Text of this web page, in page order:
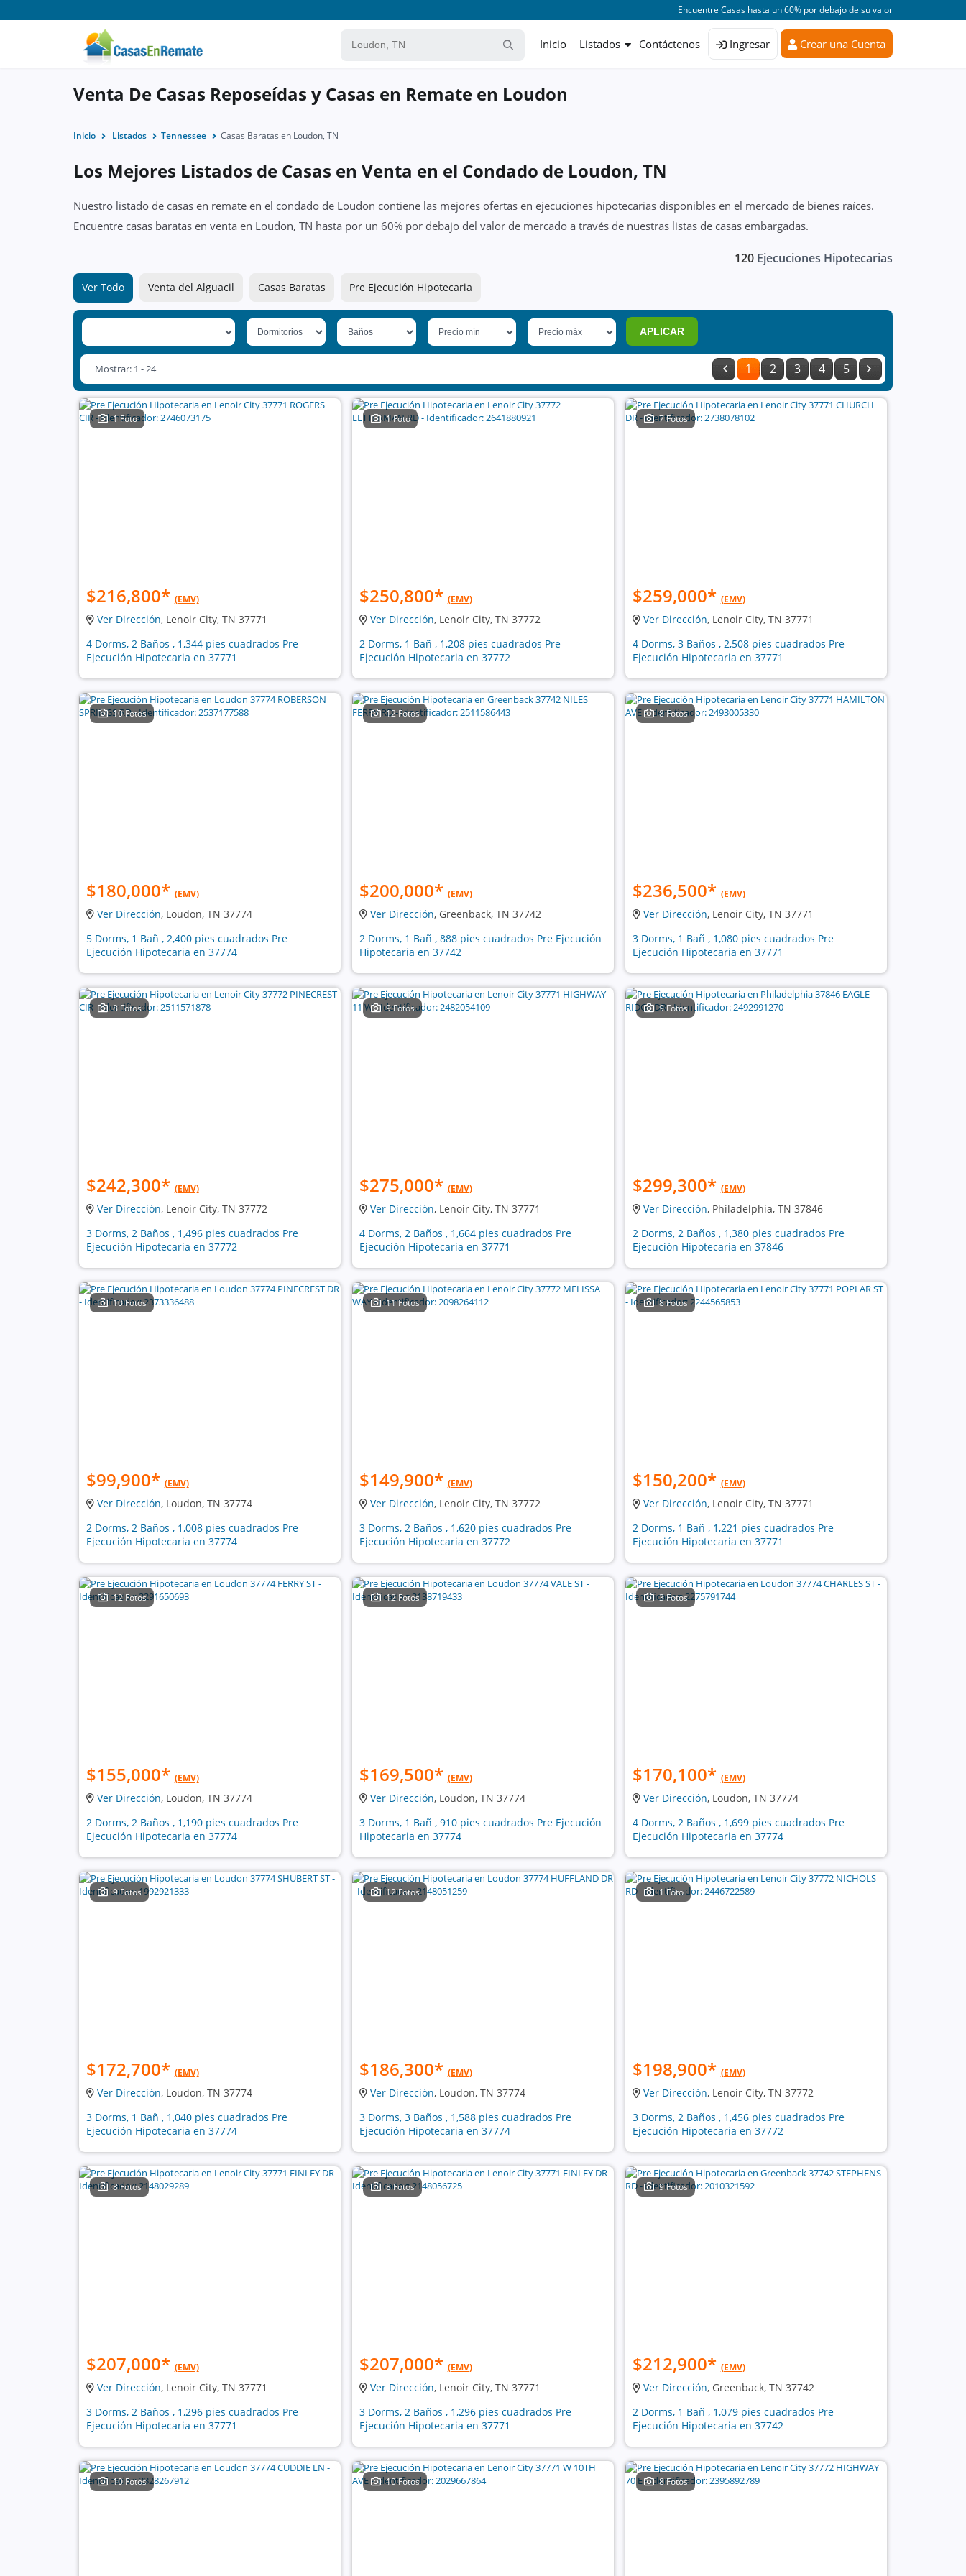
Encuentre Casas hasta un 60% por debajo de su valor
Inicio Listados Contáctenos Ingresar Crear una Cuenta
Venta De Casas Reposeídas y Casas en Remate en Loudon
Inicio Listados Tennessee Casas Baratas en Loudon, TN
Los Mejores Listados de Casas en Venta en el Condado de Loudon, TN
Nuestro listado de casas en remate en el condado de Loudon contiene las mejores ofertas en ejecuciones hipotecarias disponibles en el mercado de bienes raíces.
Encuentre casas baratas en venta en Loudon, TN hasta por un 60% por debajo del valor de mercado a través de nuestras listas de casas embargadas.
120 Ejecuciones Hipotecarias
Ver Todo Venta del Alguacil Casas Baratas Pre Ejecución Hipotecaria
APLICAR
1 2 3 4 5
Mostrar: 1 - 24
1 Foto
$216,800* (EMV)
Ver Dirección, Lenoir City, TN 37771
4 Dorms, 2 Baños , 1,344 pies cuadrados Pre
Ejecución Hipotecaria en 37771
1 Foto
$250,800* (EMV)
Ver Dirección, Lenoir City, TN 37772
2 Dorms, 1 Bañ , 1,208 pies cuadrados Pre
Ejecución Hipotecaria en 37772
7 Fotos
$259,000* (EMV)
Ver Dirección, Lenoir City, TN 37771
4 Dorms, 3 Baños , 2,508 pies cuadrados Pre
Ejecución Hipotecaria en 37771
10 Fotos
$180,000* (EMV)
Ver Dirección, Loudon, TN 37774
5 Dorms, 1 Bañ , 2,400 pies cuadrados Pre
Ejecución Hipotecaria en 37774
12 Fotos
$200,000* (EMV)
Ver Dirección, Greenback, TN 37742
2 Dorms, 1 Bañ , 888 pies cuadrados Pre Ejecución
Hipotecaria en 37742
8 Fotos
$236,500* (EMV)
Ver Dirección, Lenoir City, TN 37771
3 Dorms, 1 Bañ , 1,080 pies cuadrados Pre
Ejecución Hipotecaria en 37771
8 Fotos
$242,300* (EMV)
Ver Dirección, Lenoir City, TN 37772
3 Dorms, 2 Baños , 1,496 pies cuadrados Pre
Ejecución Hipotecaria en 37772
9 Fotos
$275,000* (EMV)
Ver Dirección, Lenoir City, TN 37771
4 Dorms, 2 Baños , 1,664 pies cuadrados Pre
Ejecución Hipotecaria en 37771
9 Fotos
$299,300* (EMV)
Ver Dirección, Philadelphia, TN 37846
2 Dorms, 2 Baños , 1,380 pies cuadrados Pre
Ejecución Hipotecaria en 37846
10 Fotos
$99,900* (EMV)
Ver Dirección, Loudon, TN 37774
2 Dorms, 2 Baños , 1,008 pies cuadrados Pre
Ejecución Hipotecaria en 37774
11 Fotos
$149,900* (EMV)
Ver Dirección, Lenoir City, TN 37772
3 Dorms, 2 Baños , 1,620 pies cuadrados Pre
Ejecución Hipotecaria en 37772
8 Fotos
$150,200* (EMV)
Ver Dirección, Lenoir City, TN 37771
2 Dorms, 1 Bañ , 1,221 pies cuadrados Pre
Ejecución Hipotecaria en 37771
12 Fotos
$155,000* (EMV)
Ver Dirección, Loudon, TN 37774
2 Dorms, 2 Baños , 1,190 pies cuadrados Pre
Ejecución Hipotecaria en 37774
12 Fotos
$169,500* (EMV)
Ver Dirección, Loudon, TN 37774
3 Dorms, 1 Bañ , 910 pies cuadrados Pre Ejecución
Hipotecaria en 37774
3 Fotos
$170,100* (EMV)
Ver Dirección, Loudon, TN 37774
4 Dorms, 2 Baños , 1,699 pies cuadrados Pre
Ejecución Hipotecaria en 37774
9 Fotos
$172,700* (EMV)
Ver Dirección, Loudon, TN 37774
3 Dorms, 1 Bañ , 1,040 pies cuadrados Pre
Ejecución Hipotecaria en 37774
12 Fotos
$186,300* (EMV)
Ver Dirección, Loudon, TN 37774
3 Dorms, 3 Baños , 1,588 pies cuadrados Pre
Ejecución Hipotecaria en 37774
1 Foto
$198,900* (EMV)
Ver Dirección, Lenoir City, TN 37772
3 Dorms, 2 Baños , 1,456 pies cuadrados Pre
Ejecución Hipotecaria en 37772
8 Fotos
$207,000* (EMV)
Ver Dirección, Lenoir City, TN 37771
3 Dorms, 2 Baños , 1,296 pies cuadrados Pre
Ejecución Hipotecaria en 37771
8 Fotos
$207,000* (EMV)
Ver Dirección, Lenoir City, TN 37771
3 Dorms, 2 Baños , 1,296 pies cuadrados Pre
Ejecución Hipotecaria en 37771
9 Fotos
$212,900* (EMV)
Ver Dirección, Greenback, TN 37742
2 Dorms, 1 Bañ , 1,079 pies cuadrados Pre
Ejecución Hipotecaria en 37742
10 Fotos 10 Fotos 8 Fotos